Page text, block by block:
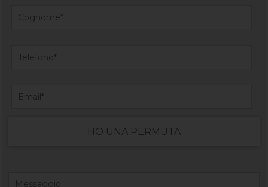
HO UNA PERMUTA